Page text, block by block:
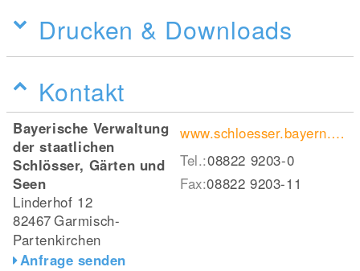
Drucken & Downloads
Kontakt
Bayerische Verwaltung
der staatlichen
Schlösser, Gärten und
Seen
Linderhof 12
82467Garmisch-
Partenkirchen
Anfrage senden
www.schloesser.bayern.de/deutsch/schloss/objekte/schachen.htm
Tel.:08822 9203-0
Fax:08822 9203-11